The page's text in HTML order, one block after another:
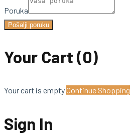
Poruka
Pošalji poruku
Your Cart (0)
Your cart is emptyContinue Shopping
Sign In